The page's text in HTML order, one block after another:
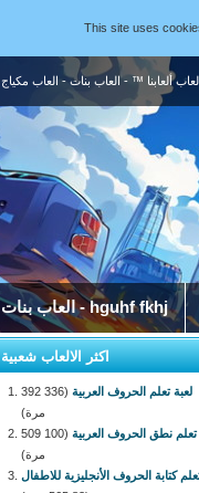
This site uses
ألعابنا ™ - العاب بنات - العاب مكياج
العاب بنات - hguhf fkhj
اكثر الالعاب شعبية
لعبة تعلم الحروف العربية
(336 392
مرة)
تعلم نطق الحروف العربية
(100 509
مرة)
كتابة الحروف الأنجليزية للاطفال